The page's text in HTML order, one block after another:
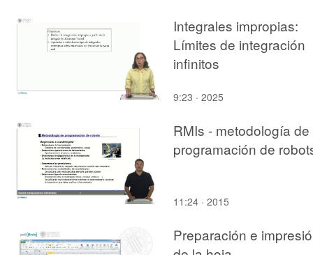
Integrales impropias:
Límites de integración
infinitos
9:23 · 2025
RMIs - metodología de
programación de
11:24 · 2015
Preparación e